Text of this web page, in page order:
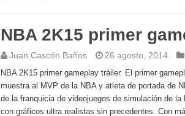
NBA 2K15 primer
Juan Cascón Baños 26 agosto, 2014
NBA 2K15 primer gameplay tráiler. El primer
muestra al MVP de la NBA y atleta de portada de
de la franquicia de videojuegos de simulación de
con gráficos ultra realistas sin precedentes. Con